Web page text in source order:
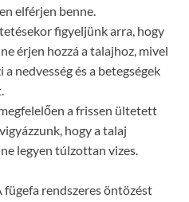
elférjen benne.
figyeljünk arra, hogy
érjen hozzá a talajhoz, mivel
a nedvesség és a betegségek
a frissen ültetett
hogy a talaj
legyen túlzottan vizes.
fügefa rendszeres öntözést